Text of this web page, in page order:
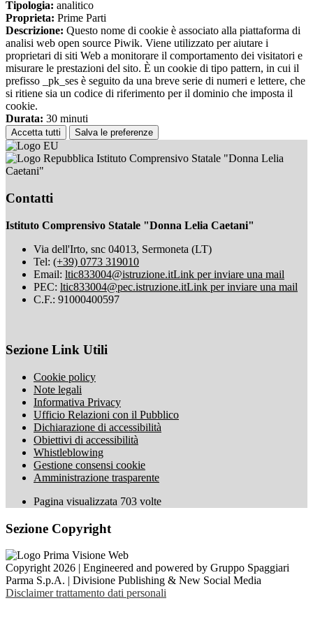
Tipologia: analitico
Proprieta: Prime Parti
Descrizione: Questo nome di cookie è associato alla piattaforma di
analisi web open source Piwik. Viene utilizzato per aiutare i
proprietari di siti Web a monitorare il comportamento dei visitatori e
misurare le prestazioni del sito. È un cookie di tipo pattern, in cui il
prefisso _pk_ses è seguito da una breve serie di numeri e lettere, che
si ritiene sia un codice di riferimento per il dominio che imposta il
cookie.
Durata: 30 minuti
Accetta tutti Salva le preferenze
Istituto Comprensivo Statale "Donna Lelia
Caetani"
Contatti
Istituto Comprensivo Statale "Donna Lelia Caetani"
Via dell'Irto, snc 04013, Sermoneta (LT)
Tel: (+39) 0773 319010
Email: ltic833004@istruzione.itLink per inviare una mail
PEC: ltic833004@pec.istruzione.itLink per inviare una mail
C.F.: 91000400597
Sezione Link Utili
Cookie policy
Note legali
Informativa Privacy
Ufficio Relazioni con il Pubblico
Dichiarazione di accessibilità
Obiettivi di accessibilità
Whistleblowing
Gestione consensi cookie
Amministrazione trasparente
Pagina visualizzata 703 volte
Sezione Copyright
Copyright 2026 | Engineered and powered by Gruppo Spaggiari
Parma S.p.A. | Divisione Publishing & New Social Media
Disclaimer trattamento dati personali